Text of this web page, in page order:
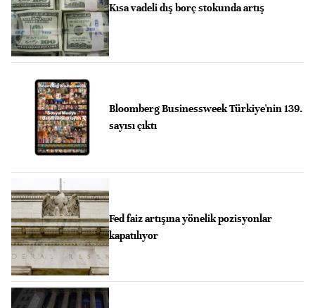
Kısa vadeli dış borç stokunda artış
Bloomberg Businessweek Türkiye'nin 139.
sayısı çıktı
Fed faiz artışına yönelik pozisyonlar
kapatılıyor